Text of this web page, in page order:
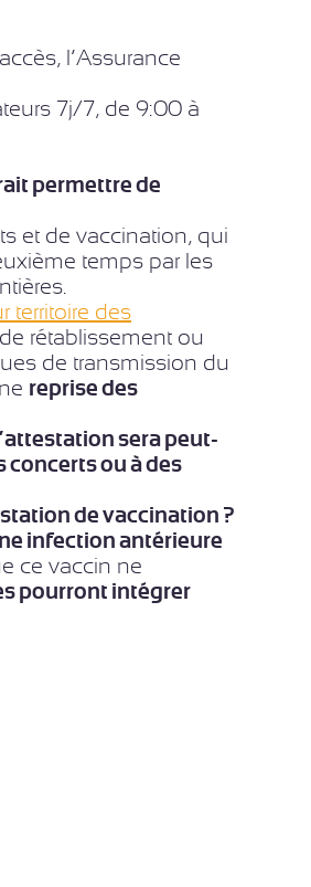
l’Assurance
7j/7, de 9:00 à
permettre de
et de vaccination, qui
temps par les
territoire des
rétablissement ou
de transmission du
reprise des
sera peut-
ou à des
de vaccination ?
infection antérieure
ce vaccin ne
pourront intégrer